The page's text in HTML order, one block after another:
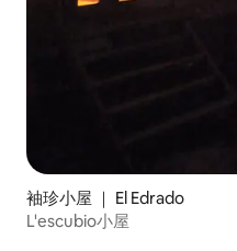
袖珍小屋 ｜ El Edrado
L'escubio小屋